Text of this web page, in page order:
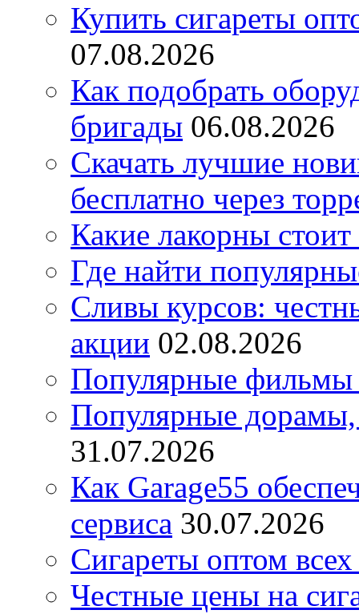
Купить сигареты
07.08.2026
Как подобрать
бригады 06.08.2026
Скачать лучшие
бесплатно через
Какие лакорны стоит
Где найти
Сливы курсов:
акции 02.08.2026
Популярные фильмы
Популярные дорамы,
31.07.2026
Как Garage55
сервиса 30.07.2026
Сигареты оптом
Честные цены на